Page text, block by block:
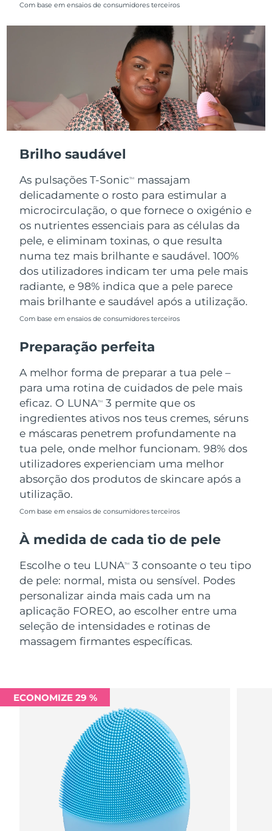
Com base em ensaios de consumidores terceiros
Brilho saudável
As pulsações T-SonicTM
massajam
delicadamente o rosto para estimular a
microcirculação, o que fornece o oxigénio e
os nutrientes essenciais para as células da
pele, e eliminam toxinas, o que resulta
numa tez mais brilhante e saudável. 100%
dos utilizadores indicam ter uma pele mais
radiante, e 98% indica que a pele parece
mais brilhante e saudável após a utilização.
Com base em ensaios de consumidores terceiros
Preparação perfeita
A melhor forma de preparar a tua pele –
para uma rotina de cuidados de pele mais
eficaz. O LUNATM
3 permite que os
ingredientes ativos nos teus cremes, séruns
e máscaras penetrem profundamente na
tua pele, onde melhor funcionam. 98% dos
utilizadores experienciam uma melhor
absorção dos produtos de skincare após a
utilização.
Com base em ensaios de consumidores terceiros
À medida de cada tio de pele
Escolhe o teu LUNATM
3 consoante o teu tipo
de pele: normal, mista ou sensível. Podes
personalizar ainda mais cada um na
aplicação FOREO, ao escolher entre uma
seleção de intensidades e rotinas de
massagem firmantes específicas.
ECONOMIZE 29 %